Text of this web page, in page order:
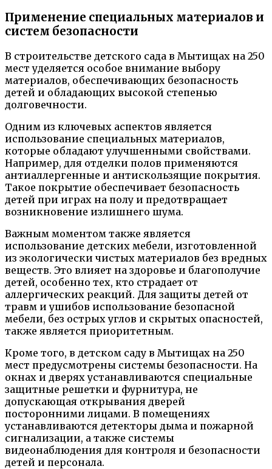
Применение специальных материалов и
систем безопасности
В строительстве детского сада в Мытищах на 250
мест уделяется особое внимание выбору
материалов, обеспечивающих безопасность
детей и обладающих высокой степенью
долговечности.
Одним из ключевых аспектов является
использование специальных материалов,
которые обладают улучшенными свойствами.
Например, для отделки полов применяются
антиаллергенные и антискользящие покрытия.
Такое покрытие обеспечивает безопасность
детей при играх на полу и предотвращает
возникновение излишнего шума.
Важным моментом также является
использование детских мебели, изготовленной
из экологически чистых материалов без вредных
веществ. Это влияет на здоровье и благополучие
детей, особенно тех, кто страдает от
аллергических реакций. Для защиты детей от
травм и ушибов использование безопасной
мебели, без острых углов и скрытых опасностей,
также является приоритетным.
Кроме того, в детском саду в Мытищах на 250
мест предусмотрены системы безопасности. На
окнах и дверях устанавливаются специальные
защитные решетки и фурнитура, не
допускающая открывания дверей
посторонними лицами. В помещениях
устанавливаются детекторы дыма и пожарной
сигнализации, а также системы
видеонаблюдения для контроля и безопасности
детей и персонала.